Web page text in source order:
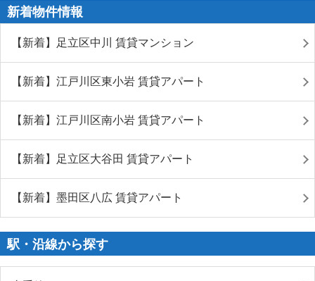
新着物件情報
【新着】足立区中川 賃貸マンション
【新着】江戸川区東小岩 賃貸アパート
【新着】江戸川区南小岩 賃貸アパート
【新着】足立区大谷田 賃貸アパート
【新着】墨田区八広 賃貸アパート
駅・沿線から探す